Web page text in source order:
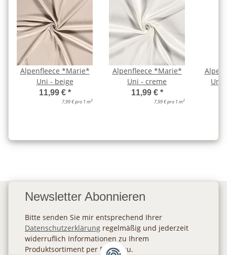
Alpenfleece *Marie*
Uni - beige
11,99 € *
7,99 € pro 1 m2
Alpenfleece *Marie*
Uni - creme
11,99 € *
7,99 € pro 1 m2
Uni
Newsletter Abonnieren
Bitte senden Sie mir entsprechend Ihrer
Datenschutzerklärung regelmäßig und jederzeit
widerruflich Informationen zu Ihrem
Produktsortiment per E-Mail zu.